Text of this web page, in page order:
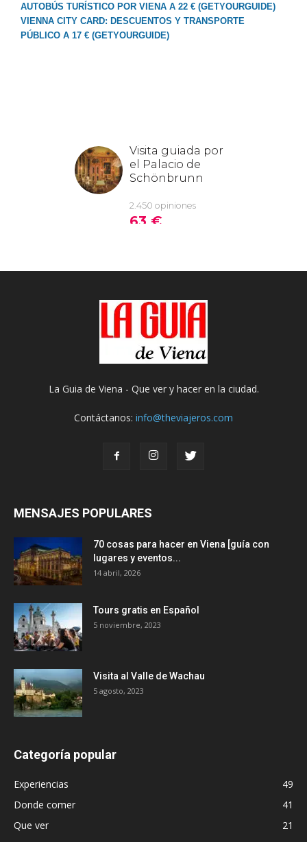
AUTOBÚS TURÍSTICO POR VIENA A 22 € (GETYOURGUIDE)
VIENNA CITY CARD: DESCUENTOS Y TRANSPORTE
PÚBLICO A 17 € (GETYOURGUIDE)
La Guia de Viena - Que ver y hacer en la ciudad.
Contáctanos: info@theviajeros.com
MENSAJES POPULARES
70 cosas para hacer en Viena [guía con
lugares y eventos...
14 abril, 2026
Tours gratis en Español
5 noviembre, 2023
Visita al Valle de Wachau
5 agosto, 2023
Categoría popular
Experiencias
49
Donde comer
41
Que ver
21